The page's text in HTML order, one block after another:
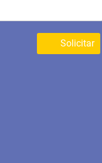
Solicitar